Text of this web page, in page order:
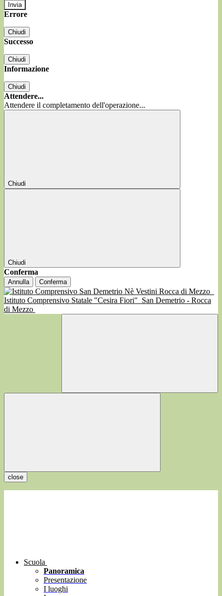
Errore
Chiudi
Successo
Chiudi
Informazione
Chiudi
Attendere...
Attendere il completamento dell'operazione...
Chiudi
Chiudi
Conferma
Annulla Conferma
Istituto Comprensivo Statale "Cesira Fiori" San Demetrio - Rocca
di Mezzo
close
Scuola
Panoramica
Presentazione
I luoghi